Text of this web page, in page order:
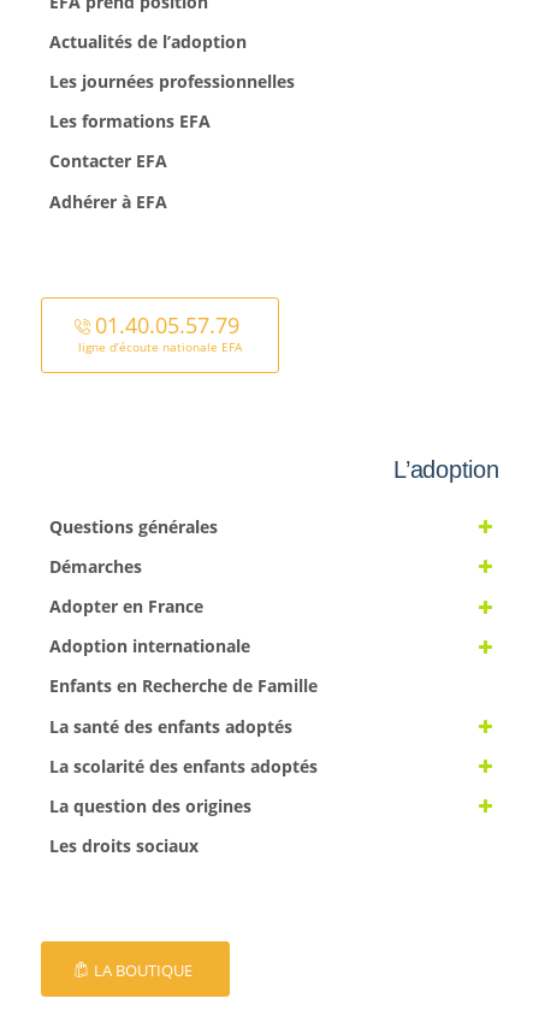
Actualités de l’adoption
Les journées professionnelles
Les formations EFA
Contacter EFA
Adhérer à EFA
01.40.05.57.79
ligne d’écoute nationale EFA
L’adoption
Questions générales
Démarches
Adopter en France
Adoption internationale
Enfants en Recherche de Famille
La santé des enfants adoptés
La scolarité des enfants adoptés
La question des origines
Les droits sociaux
LA BOUTIQUE